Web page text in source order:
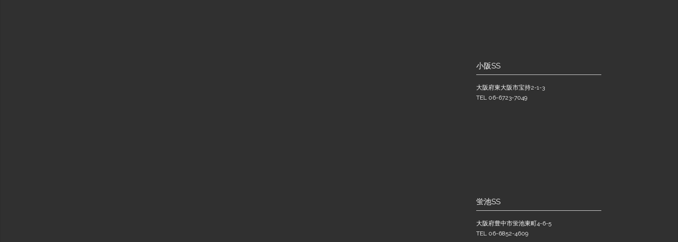
小阪SS
大阪府東大阪市宝持2-1-3
TEL 06-6723-7049
蛍池SS
大阪府豊中市蛍池東町4-6-5
TEL 06-6852-4609